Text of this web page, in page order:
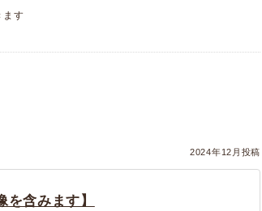
ます
2024年12月投稿
含みます】